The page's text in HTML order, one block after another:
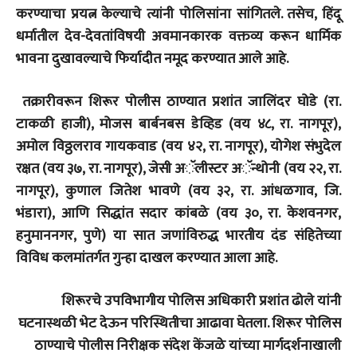
करण्याचा प्रयत्न केल्याचे त्यांनी पोलिसांना सांगितले. तसेच, हिंदू
धर्मातील देव-देवतांविषयी अवमानकारक वक्तव्य करून धार्मिक
भावना दुखावल्याचे फिर्यादीत नमूद करण्यात आले आहे.
तक्रारीवरून शिरूर पोलीस ठाण्यात प्रशांत जालिंदर घोडे (रा.
टाकळी हाजी), मोजस बार्बनबस डेव्हिड (वय ४८, रा. नागपूर),
अमोल विठ्ठलराव गायकवाड (वय ४२, रा. नागपूर), योगेश संभुदेल
रक्षत (वय ३७, रा. नागपूर), जेसी अॅलीस्टर अॅन्थोनी (वय २२, रा.
नागपूर), कुणाल जितेश भावणे (वय ३२, रा. आंधळगाव, जि.
भंडारा), आणि सिद्धांत सदार कांबळे (वय ३०, रा. केशवनगर,
हनुमाननगर, पुणे) या सात जणांविरुद्ध भारतीय दंड संहितेच्या
विविध कलमांतर्गत गुन्हा दाखल करण्यात आला आहे.
शिरूरचे उपविभागीय पोलिस अधिकारी प्रशांत ढोले यांनी
घटनास्थळी भेट देऊन परिस्थितीचा आढावा घेतला. शिरूर पोलिस
ठाण्याचे पोलीस निरीक्षक संदेश केंजळे यांच्या मार्गदर्शनाखाली